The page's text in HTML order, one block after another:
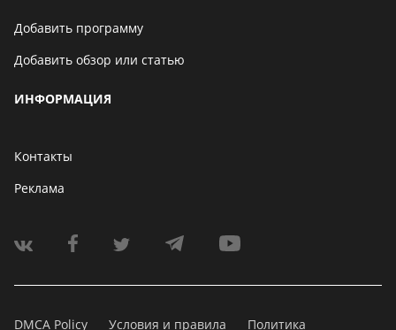
Добавить программу
Добавить обзор или статью
ИНФОРМАЦИЯ
Контакты
Реклама
DMCA Policy Условия и правила Политика